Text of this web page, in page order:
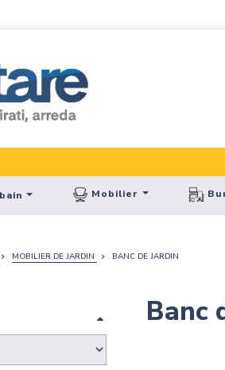
Mobilier
MOBILIER DE JARDIN BANC DE JARDIN
Banc